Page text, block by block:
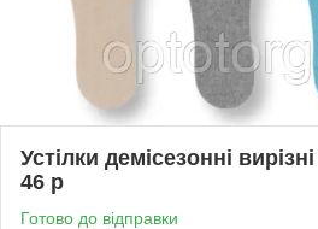
Устілки демісезонні
46 р
Готово до відправки